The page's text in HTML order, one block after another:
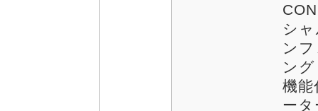
シ
ン
ン
機
ー